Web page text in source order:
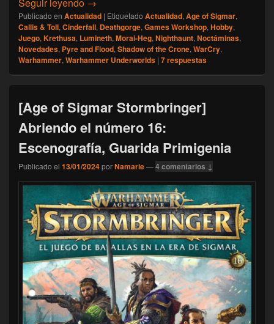
Seguir leyendo →
Publicado en Actualidad | Etiquetado Actualidad, Age of Sigmar,
Callis & Toll, Cinderfall, Deathgorge, Games Workshop, Hobby,
Juego, Krethusa, Lumineth, Morai-Heg, Nighthaunt, Noctáminas,
Novedades, Pyre and Flood, Shadow of the Crone, WarCry,
Warhammer, Warhammer Underworlds | 7respuestas
[Age of Sigmar Stormbringer]
Abriendo el número 16:
Escenografía, Guarida Primigenia
Publicado el 13/01/2024porNamarie—4 comentarios ↓